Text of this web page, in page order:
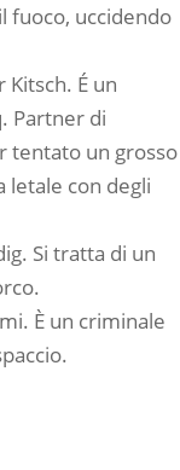
fuoco, uccidendo
É un
Partner di
tentato un grosso
letale con degli
Si tratta di un
È un criminale